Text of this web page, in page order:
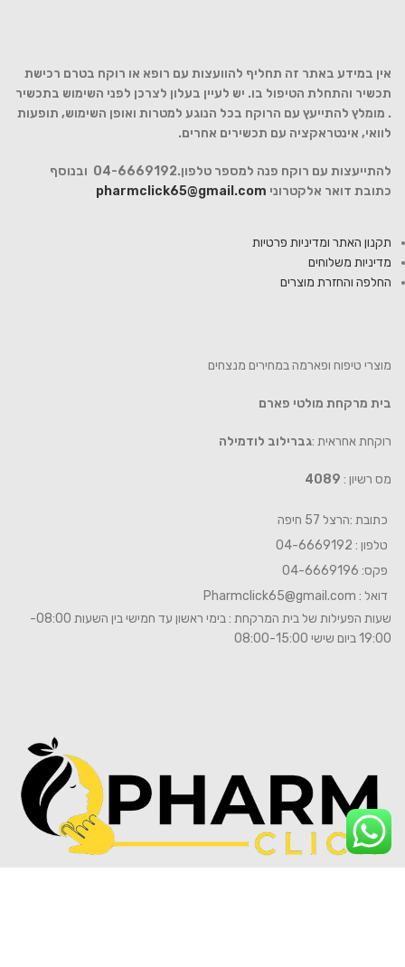
אין במידע באתר זה תחליף להוועצות עם רופא או רוקח בטרם רכישת
תכשיר והתחלת הטיפול בו. יש לעיין בעלון לצרכן לפני השימוש בתכשיר
. מומלץ להתייעץ עם הרוקח בכל הנוגע למטרות ואופן השימוש, תופעות
לוואי, אינטראקציה עם תכשירים אחרים.
להתייעצות עם רוקח פנה למספר טלפון.04-6669192 ובנוסף
כתובת דואר אלקטרוני pharmclick65@gmail.com
תקנון האתר ומדיניות פרטיות
מדיניות משלוחים
החלפה והחזרת מוצרים
מוצרי טיפוח ופארמה במחירים מנצחים
בית מרקחת מולטי פארם
רוקחת אחראית :גברילוב לודמילה
מס רשיון : 4089
כתובת :הרצל 57 חיפה
טלפון : 04-6669192
פקס: 04-6669196
דואל : Pharmclick65@gmail.com
שעות הפעילות של בית המרקחת : בימי ראשון עד חמישי בין השעות 08:00-
19:00 ביום שישי 08:00-15:00